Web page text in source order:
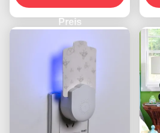
Fliegende Insektenkiller
Preis